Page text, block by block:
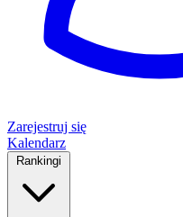
Zarejestruj się
Kalendarz
Rankingi